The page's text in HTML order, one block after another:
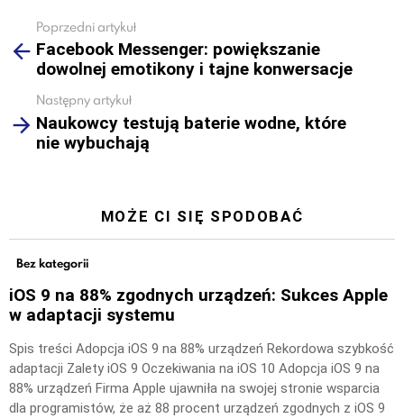
more
Poprzedni artykuł
Facebook Messenger: powiększanie
dowolnej emotikony i tajne konwersacje
Następny artykuł
Naukowcy testują baterie wodne, które
nie wybuchają
MOŻE CI SIĘ SPODOBAĆ
Bez kategorii
iOS 9 na 88% zgodnych urządzeń: Sukces Apple
w adaptacji systemu
Spis treści Adopcja iOS 9 na 88% urządzeń Rekordowa szybkość
adaptacji Zalety iOS 9 Oczekiwania na iOS 10 Adopcja iOS 9 na
88% urządzeń Firma Apple ujawniła na swojej stronie wsparcia
dla programistów, że aż 88 procent urządzeń zgodnych z iOS 9